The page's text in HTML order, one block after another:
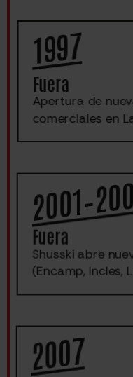
1997
Fuera
Apertura de
comerciales en
Fuera
Shusski abre
(Encamp, Incles,
2007